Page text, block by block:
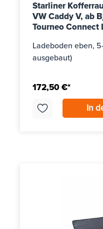
Starliner
VW Caddy V, ab
Tourneo Connect
Ladeboden eben,
ausgebaut)
172,50 €*
In